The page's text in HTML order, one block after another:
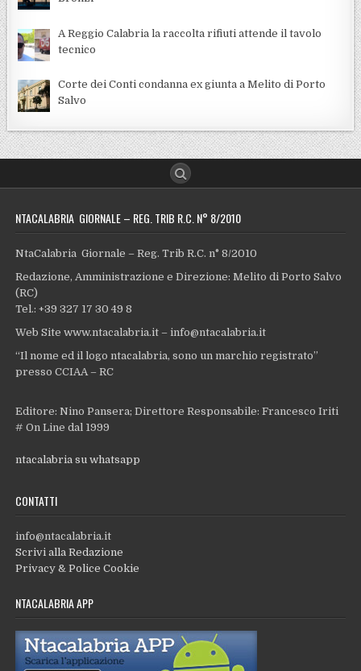
A Reggio Calabria la raccolta rifiuti attende il tavolo
tecnico
Corte dei Conti condanna ex giunta a Melito di Porto
Salvo
NTACALABRIA GIORNALE – REG. TRIB R.C. N° 8/2010
NtaCalabria Giornale – Reg. Trib R.C. n° 8/2010
Redazione, Amministrazione e Direzione: Melito di Porto Salvo
(RC)
Tel.: +39 327 17 30 49 8
Web Site www.ntacalabria.it – info@ntacalabria.it
“Il nome ed il logo ntacalabria, sono un marchio registrato”
presso CCIAA – RC
Editore: Nino Pansera; Direttore Responsabile: Francesco Iriti
# On Line dal 1999
ntacalabria su whatsapp
CONTATTI
info@ntacalabria.it
Scrivi alla Redazione
Privacy & Police Cookie
NTACALABRIA APP